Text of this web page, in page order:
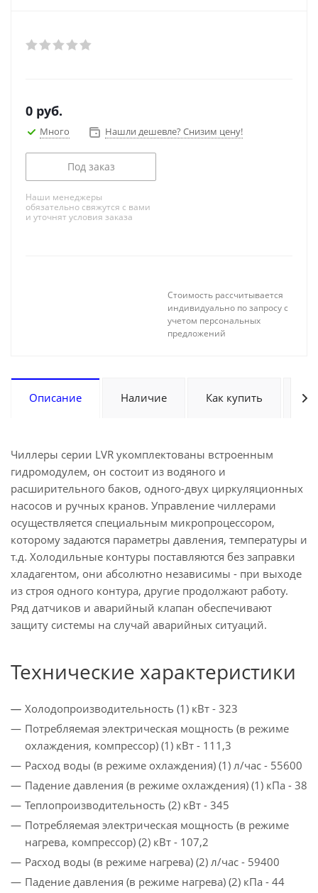
0 руб.
Много Нашли дешевле? Снизим цену!
Под заказ
Наши менеджеры
обязательно свяжутся с вами
и уточнят условия заказа
Стоимость рассчитывается
индивидуально по запросу с
учетом персональных
предложений
Описание Наличие Как купить
Чиллеры серии LVR укомплектованы встроенным
гидромодулем, он состоит из водяного и
расширительного баков, одного-двух циркуляционных
насосов и ручных кранов. Управление чиллерами
осуществляется специальным микропроцессором,
которому задаются параметры давления, температуры и
т.д. Холодильные контуры поставляются без заправки
хладагентом, они абсолютно независимы - при выходе
из строя одного контура, другие продолжают работу.
Ряд датчиков и аварийный клапан обеспечивают
защиту системы на случай аварийных ситуаций.
Технические характеристики
Холодопроизводительность (1) кВт - 323
Потребляемая электрическая мощность (в режиме
охлаждения, компрессор) (1) кВт - 111,3
Расход воды (в режиме охлаждения) (1) л/час - 55600
Падение давления (в режиме охлаждения) (1) кПа - 38
Теплопроизводительность (2) кВт - 345
Потребляемая электрическая мощность (в режиме
нагрева, компрессор) (2) кВт - 107,2
Расход воды (в режиме нагрева) (2) л/час - 59400
Падение давления (в режиме нагрева) (2) кПа - 44